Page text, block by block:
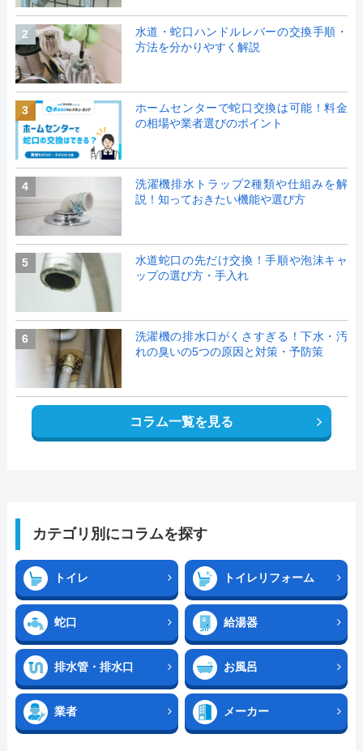
2
水道・蛇口ハンドルレバーの交換手順・
方法を分かりやすく解説
3
ホームセンターで蛇口交換は可能！料金
の相場や業者選びのポイント
4
洗濯機排水トラップ2種類や仕組みを解
説！知っておきたい機能や選び方
5
水道蛇口の先だけ交換！手順や泡沫キャ
ップの選び方・手入れ
6
洗濯機の排水口がくさすぎる！下水・汚
れの臭いの5つの原因と対策・予防策
コラム一覧を見る
カテゴリ別にコラムを探す
トイレ トイレリフォーム
蛇口 給湯器
排水管・排水口 お風呂
業者 メーカー